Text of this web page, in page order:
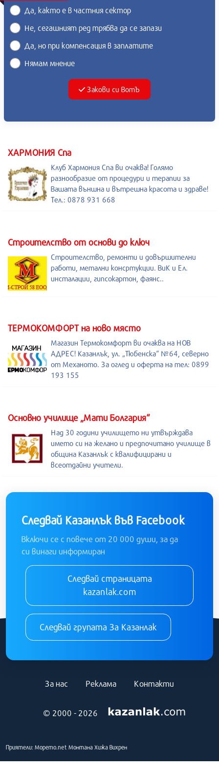
Да, както е в частния сектор
Не, сегашният ред трябва да се запази
Да, но при компенсация в заплатите
Нямам мнение
Закови си ВотЪ
ХАРМОНИЯ Спа
Клуб Хармония Спа ви очаква! Голямо
разнообразие от процедури и терапии за
Вашата външна и вътрешна красота и здраве!
Тел.: 0878 931 668
Строителство от основи до ключ
Строителство, ремонти и довършителни
работи, метални консртукции. ВиК и Ел.
инсталации, гипсокартон, фаянс..
ТЕРМОКОМФОРТ на ново място
Магазин Термокомфорт ви очаква на НОВ
АДРЕС! Казанлък, ул. „Тюбенска“ №64, северно
от Механото. За оглед и оферта на тел: 0899
193 155
Основно училище „Мати Болгария“
Над 30 години училището ни утвърждава
името си на желано и предпочитано училище в
община Казанлък с квалифицирани и
всеотдайни учители.
Следвай Казанлък във Facebook
Включи се с повече от 20 000 души, за да
си винаги информиран
Следвай страницата
kazanlak.com
Следвай групата За Казанлак
© 2000 - 2026
За нас Реклама Контакти
Приятели: Морето.net Монтана Хижа Вихрен